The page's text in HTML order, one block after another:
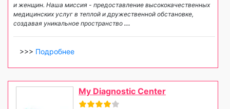
и женщин. Наша миссия - предоставление высококачественных
медицинских услуг в теплой и дружественной обстановке,
создавая уникальное пространство ...
>>> Подробнее
My Diagnostic Center